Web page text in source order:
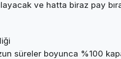
ve hatta biraz pay
süreler boyunca %100